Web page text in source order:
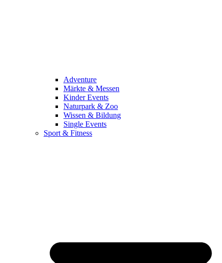
Adventure
Märkte & Messen
Kinder Events
Naturpark & Zoo
Wissen & Bildung
Single Events
Sport & Fitness